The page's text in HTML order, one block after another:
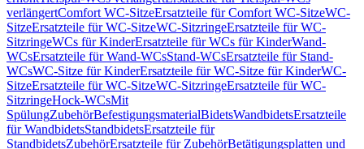
verlängertComfort WC-SitzeErsatzteile für Comfort WC-SitzeWC-
SitzeErsatzteile für WC-SitzeWC-SitzringeErsatzteile für WC-
SitzringeWCs für KinderErsatzteile für WCs für KinderWand-
WCsErsatzteile für Wand-WCsStand-WCsErsatzteile für Stand-
WCsWC-Sitze für KinderErsatzteile für WC-Sitze für KinderWC-
SitzeErsatzteile für WC-SitzeWC-SitzringeErsatzteile für WC-
SitzringeHock-WCsMit
SpülungZubehörBefestigungsmaterialBidetsWandbidetsErsatzteile
für WandbidetsStandbidetsErsatzteile für
StandbidetsZubehörErsatzteile für ZubehörBetätigungsplatten und